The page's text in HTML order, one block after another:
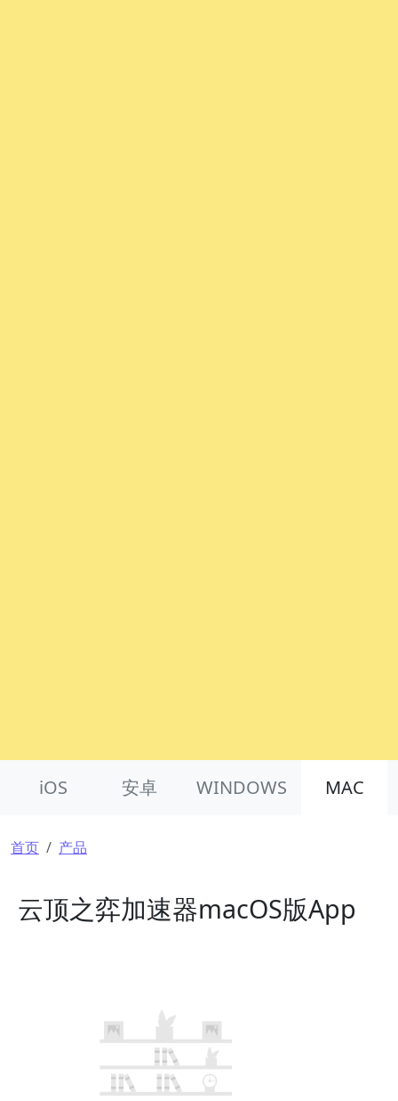
iOS 安卓 WINDOWS MAC
面包屑
首页 产品
云顶之弈加速器macOS版App